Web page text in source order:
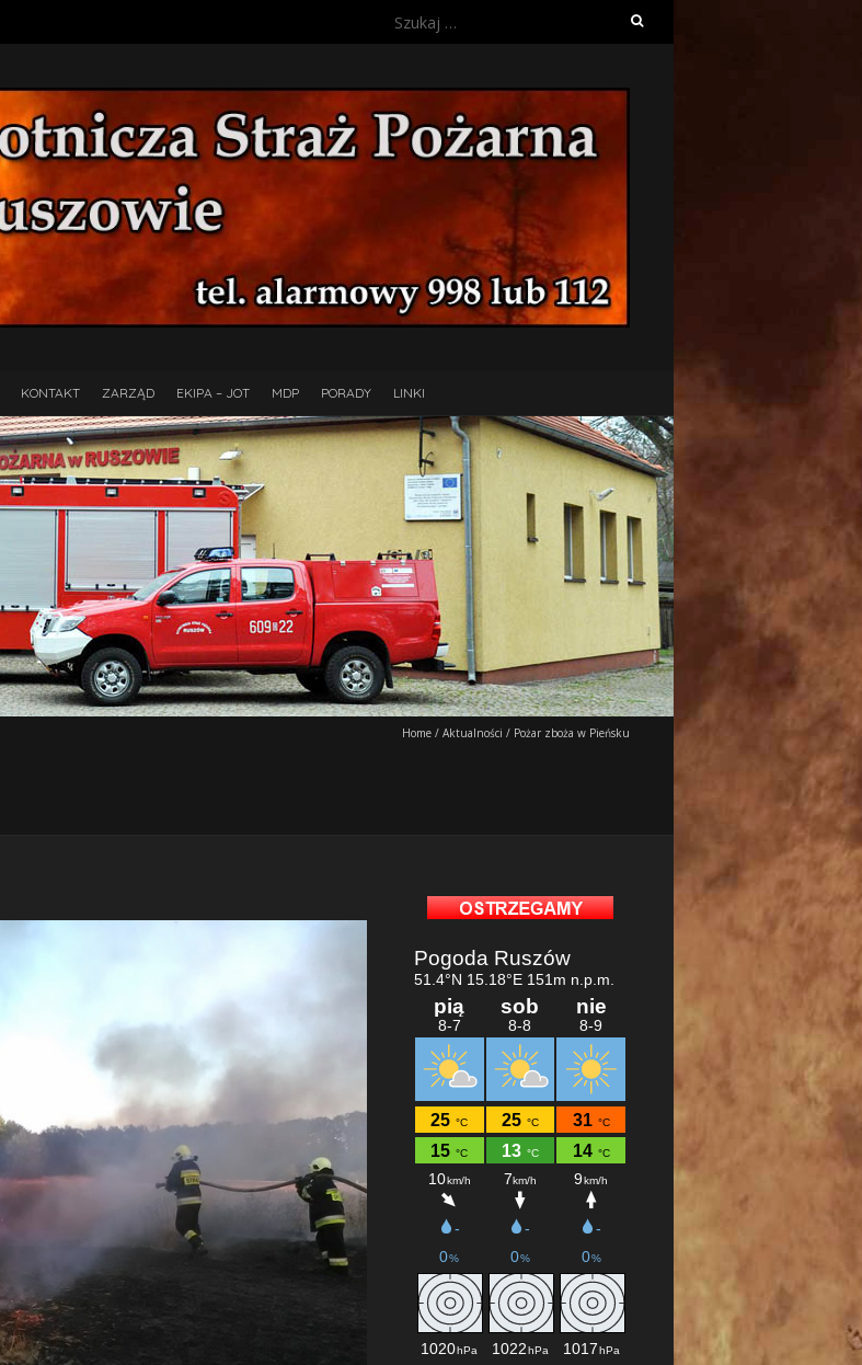
Szukaj:
KONTAKT ZARZĄD EKIPA – JOT MDP PORADY LINKI
Home / Aktualności / Pożar zboża w Pieńsku